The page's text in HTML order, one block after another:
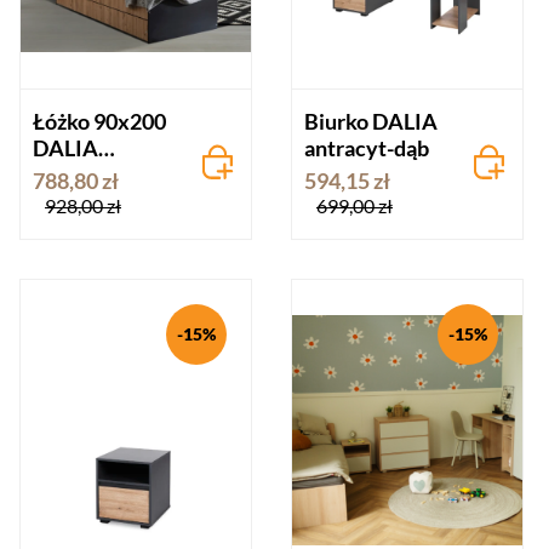
Łóżko 90x200
DALIA
antracyt-dąb
788,80 zł
928,00 zł
Biurko DALIA
antracyt-dąb
594,15 zł
699,00 zł
-15% -15%